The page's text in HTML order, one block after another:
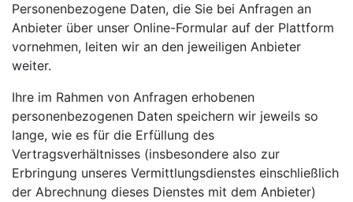
Personenbezogene Daten, die Sie bei Anfragen an
Anbieter über unser Online-Formular auf der Plattform
vornehmen, leiten wir an den jeweiligen Anbieter
weiter.
Ihre im Rahmen von Anfragen erhobenen
personenbezogenen Daten speichern wir jeweils so
lange, wie es für die Erfüllung des
Vertragsverhältnisses (insbesondere also zur
Erbringung unseres Vermittlungsdienstes einschließlich
der Abrechnung dieses Dienstes mit dem Anbieter)